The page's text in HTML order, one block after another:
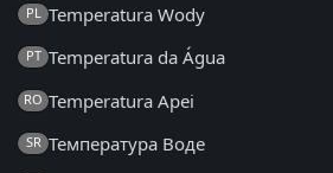
PL Temperatura Wody
PT Temperatura da Água
RO Temperatura Apei
SR Температура Воде